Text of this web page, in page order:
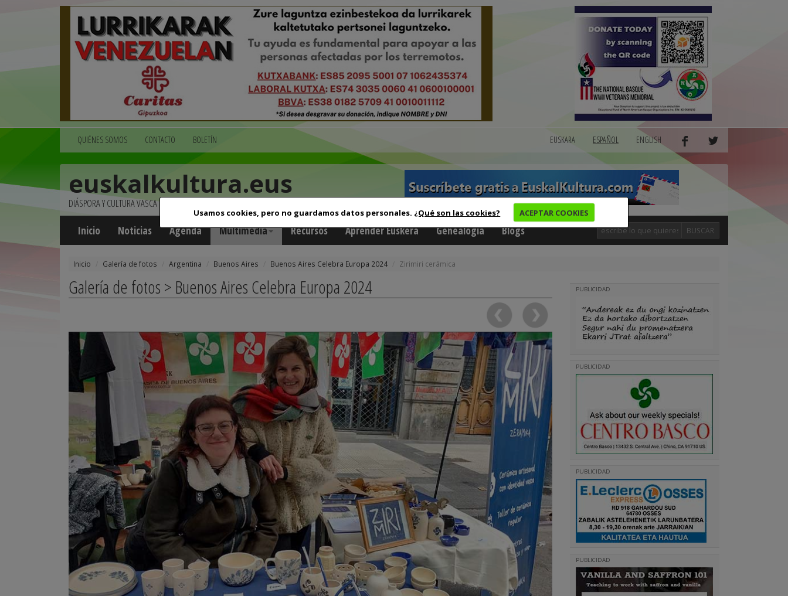
Usamos cookies, pero no guardamos datos personales. ¿Qué son las cookies? ACEPTAR COOKIES
QUIÉNES SOMOS CONTACTO BOLETÍN EUSKARA ESPAÑOL ENGLISH
euskalkultura.eus
DIÁSPORA Y CULTURA VASCA
Inicio Noticias Agenda Multimedia Recursos Aprender Euskera Genealogía Blogs BUSCAR
Inicio Galería de fotos Argentina Buenos Aires Buenos Aires Celebra Europa 2024 Zirimiri cerámica
Galería de fotos > Buenos Aires Celebra Europa 2024 PUBLICIDAD
PUBLICIDAD
PUBLICIDAD
PUBLICIDAD